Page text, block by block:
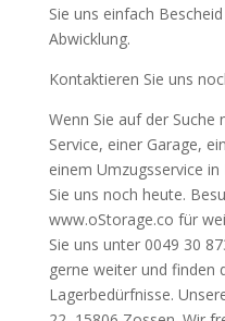
Sie uns einfach
Abwicklung.
Kontaktieren Sie uns
Wenn Sie auf der Suche
Service, einer Garage,
einem Umzugsservice
Sie uns noch heute.
www.oStorage.co für
Sie uns unter 0049 30
gerne weiter und finden
Lagerbedürfnisse.